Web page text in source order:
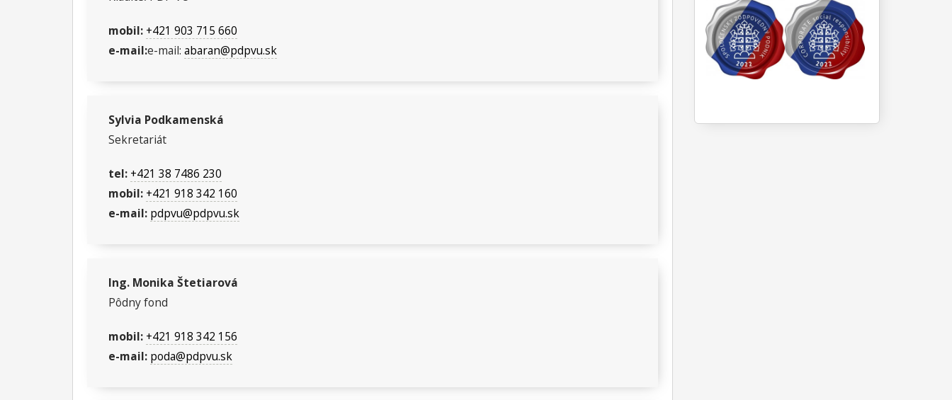
mobil: +421 903 715 660
e-mail:e-mail: abaran@pdpvu.sk
Sylvia Podkamenská
Sekretariát
tel: +421 38 7486 230
mobil: +421 918 342 160
e-mail: pdpvu@pdpvu.sk
Ing. Monika Štetiarová
Pôdny fond
mobil: +421 918 342 156
e-mail: poda@pdpvu.sk